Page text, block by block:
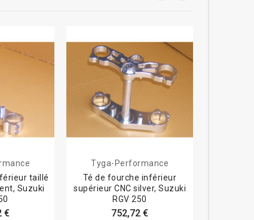
taillé
Suzuki
€
Tyga-Performance
Té de fourche inférieur
supérieur CNC silver, Suzuki
RGV 250
752,72 €